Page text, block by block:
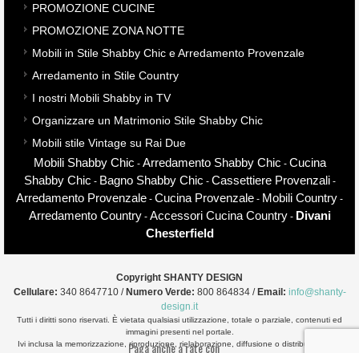
PROMOZIONE CUCINE
PROMOZIONE ZONA NOTTE
Mobili in Stile Shabby Chic e Arredamento Provenzale
Arredamento in Stile Country
I nostri Mobili Shabby in TV
Organizzare un Matrimonio Stile Shabby Chic
Mobili stile Vintage su Rai Due
Mobili Shabby Chic - Arredamento Shabby Chic - Cucina
Shabby Chic - Bagno Shabby Chic - Cassettiere Provenzali-
Arredamento Provenzale - Cucina Provenzale - Mobili Country -
Arredamento Country- Accessori Cucina Country- Divani
Chesterfield
Copyright SHANTY DESIGN
Cellulare: 340 8647710 / Numero Verde: 800 864834/ Email: info@shanty-
design.it
Tutti i diritti sono riservati. È vietata qualsiasi utilizzazione, totale o parziale, contenuti ed
immagini presenti nel portale.
Ivi inclusa la memorizzazione, riproduzione, rielaborazione, diffusione o distribuzione dei
Paga anche a rate con